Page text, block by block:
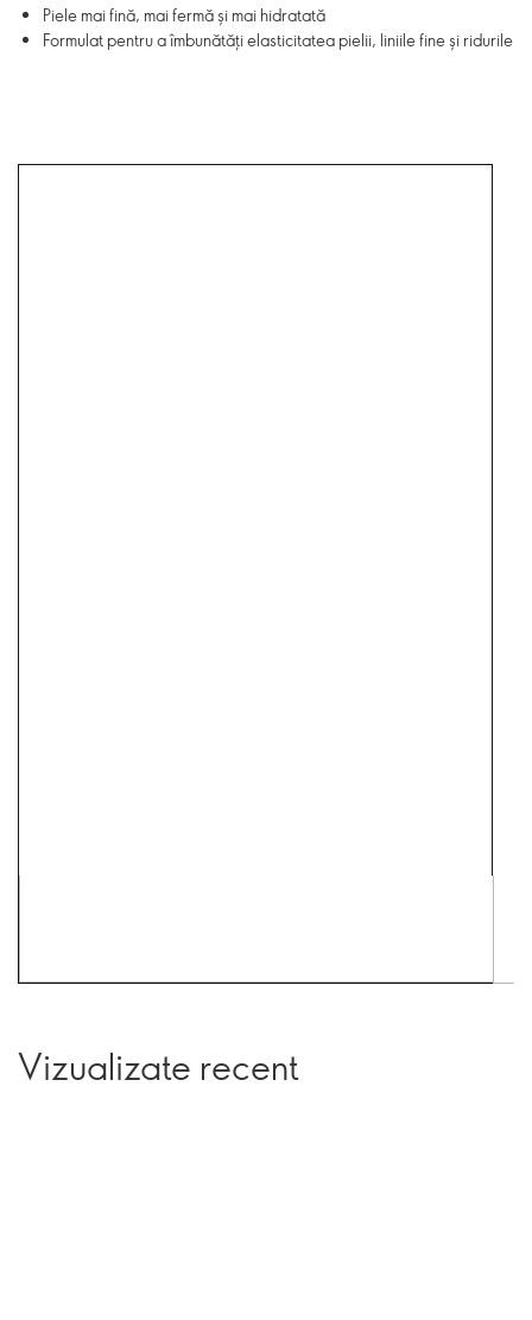
Piele mai fină, mai fermă și mai hidratată
Formulat pentru a îmbunătăți elasticitatea pielii, liniile fine și ridurile
Vizualizate recent